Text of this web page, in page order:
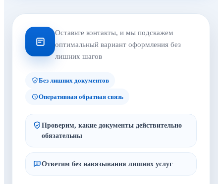
Оставьте контакты, и мы подскажем
оптимальный вариант оформления без
лишних шагов
Без лишних документов
Оперативная обратная связь
Проверим, какие документы действительно
обязательны
Ответим без навязывания лишних услуг